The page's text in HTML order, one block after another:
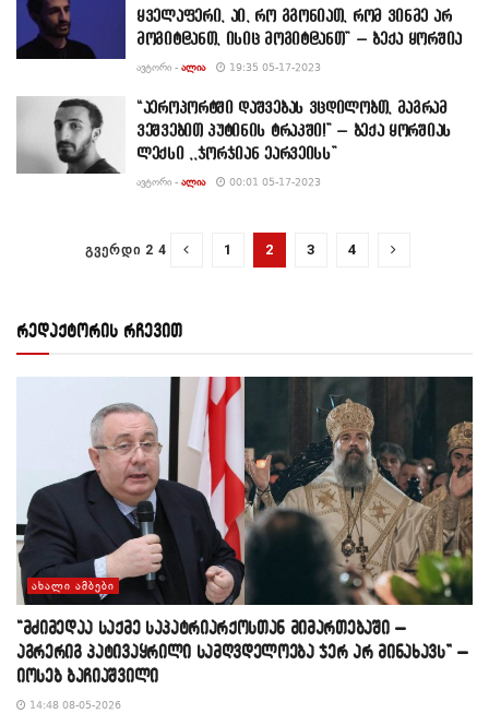
ყველაფერი, აი, რო გგონიათ, რომ ვინმე არ
მოგიტ@ანთ, ისიც მოგიტ@ანთ” – ბექა ყორშია
ᲐᲕᲢᲝᲠᲘ - ᲐᲚᲘᲐ 19:35 05-17-2023
“აეროპორტში დაშვებას ვცდილობთ, მაგრამ
ვეშვებით პუტინის ტრაკში!” – ბექა ყორშიას
ლექსი ,,ჯორჯიან ეარვეისს”
ᲐᲕᲢᲝᲠᲘ - ᲐᲚᲘᲐ 00:01 05-17-2023
ᲒᲕᲔᲠᲓᲘ 2 4 1 2 3 4
რედაქტორის რჩევით
ᲐᲮᲐᲚᲘ ᲐᲛᲑᲔᲑᲘ
“მძიმედაა საქმე საპატრიარქოსთან მიმართებაში –
აგრერიგ პატივაყრილი სამღვდელოება ჯერ არ მინახავს” –
იოსებ ბაჩიაშვილი
14:48 08-05-2026